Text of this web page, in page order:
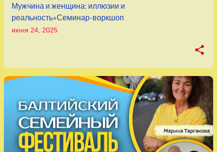
Мужчина и женщина: иллюзии и
реальность»Семинар-воркшоп
июня 24, 2025